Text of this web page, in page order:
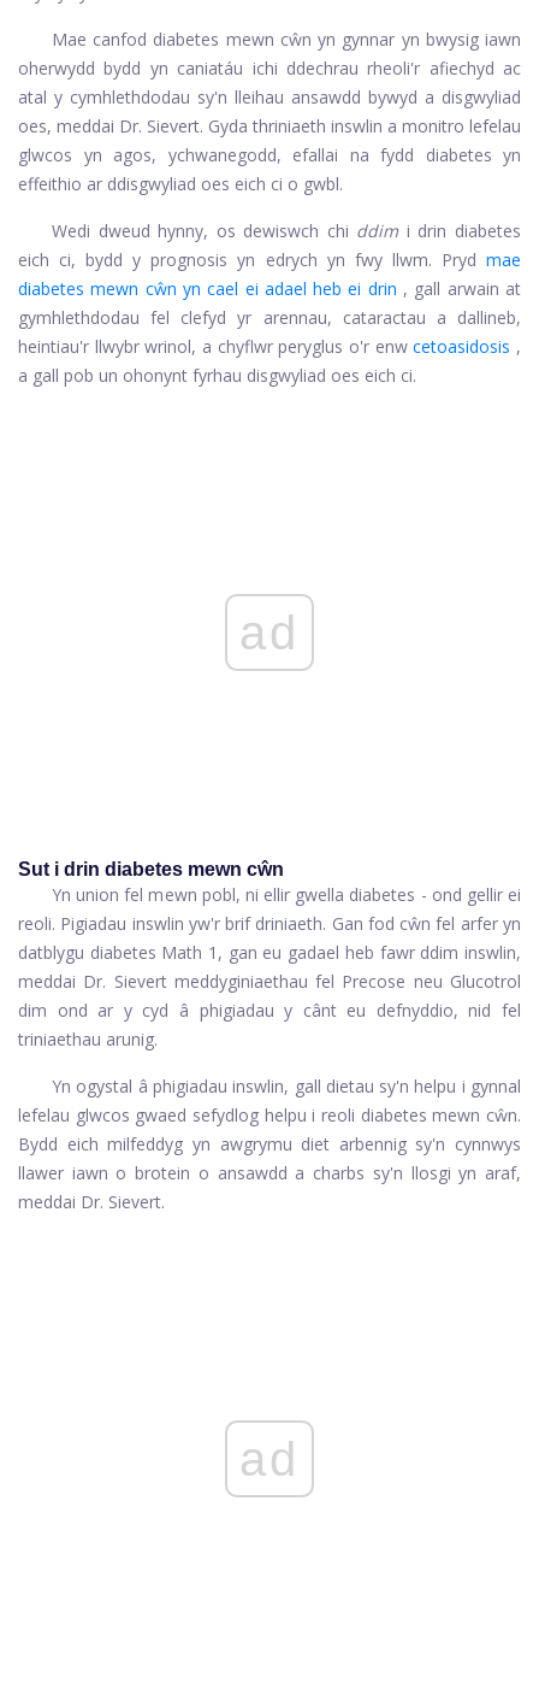
Mae canfod diabetes mewn cŵn yn gynnar yn bwysig iawn
oherwydd bydd yn caniatáu ichi ddechrau rheoli'r afiechyd ac
atal y cymhlethdodau sy'n lleihau ansawdd bywyd a disgwyliad
oes, meddai Dr. Sievert. Gyda thriniaeth inswlin a monitro lefelau
glwcos yn agos, ychwanegodd, efallai na fydd diabetes yn
effeithio ar ddisgwyliad oes eich ci o gwbl.
Wedi dweud hynny, os dewiswch chi ddim i drin diabetes
eich ci, bydd y prognosis yn edrych yn fwy llwm. Pryd mae
diabetes mewn cŵn yn cael ei adael heb ei drin , gall arwain at
gymhlethdodau fel clefyd yr arennau, cataractau a dallineb,
heintiau'r llwybr wrinol, a chyflwr peryglus o'r enw cetoasidosis ,
a gall pob un ohonynt fyrhau disgwyliad oes eich ci.
ad
Sut i drin diabetes mewn cŵn
Yn union fel mewn pobl, ni ellir gwella diabetes - ond gellir ei
reoli. Pigiadau inswlin yw'r brif driniaeth. Gan fod cŵn fel arfer yn
datblygu diabetes Math 1, gan eu gadael heb fawr ddim inswlin,
meddai Dr. Sievert meddyginiaethau fel Precose neu Glucotrol
dim ond ar y cyd â phigiadau y cânt eu defnyddio, nid fel
triniaethau arunig.
Yn ogystal â phigiadau inswlin, gall dietau sy'n helpu i gynnal
lefelau glwcos gwaed sefydlog helpu i reoli diabetes mewn cŵn.
Bydd eich milfeddyg yn awgrymu diet arbennig sy'n cynnwys
llawer iawn o brotein o ansawdd a charbs sy'n llosgi yn araf,
meddai Dr. Sievert.
ad